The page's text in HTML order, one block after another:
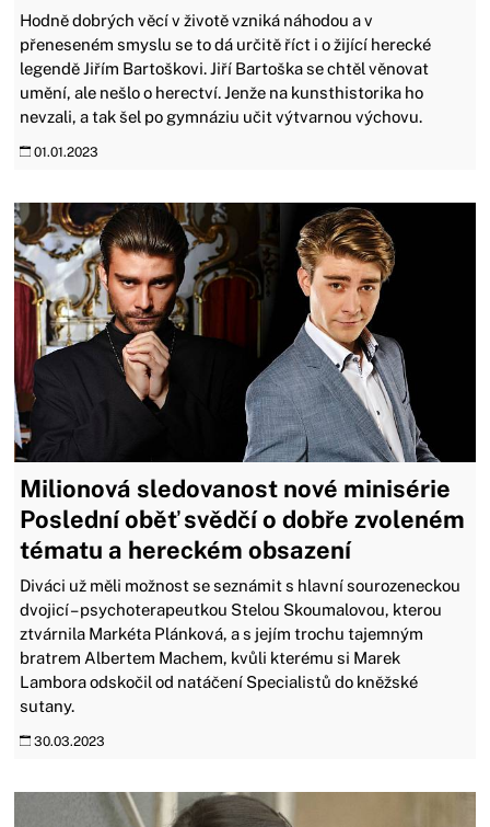
Hodně dobrých věcí v životě vzniká náhodou a v
přeneseném smyslu se to dá určitě říct i o žijící herecké
legendě Jiřím Bartoškovi. Jiří Bartoška se chtěl věnovat
umění, ale nešlo o herectví. Jenže na kunsthistorika ho
nevzali, a tak šel po gymnáziu učit výtvarnou výchovu.
01.01.2023
Milionová sledovanost nové minisérie
Poslední oběť svědčí o dobře zvoleném
tématu a hereckém obsazení
Diváci už měli možnost se seznámit s hlavní sourozeneckou
dvojicí – psychoterapeutkou Stelou Skoumalovou, kterou
ztvárnila Markéta Plánková, a s jejím trochu tajemným
bratrem Albertem Machem, kvůli kterému si Marek
Lambora odskočil od natáčení Specialistů do kněžské
sutany.
30.03.2023